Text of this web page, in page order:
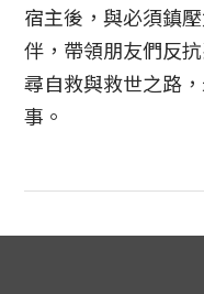
宿主後，與必須鎮
伴，帶領朋友們反
尋自救與救世之路
事。